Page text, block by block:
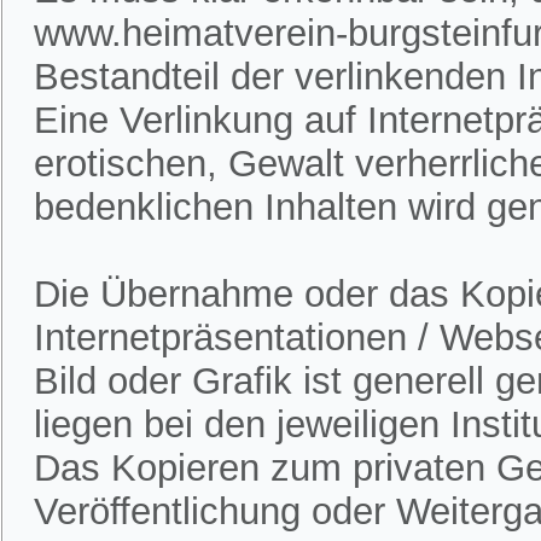
www.heimatverein-
Bestandteil der verlinkenden
Eine Verlinkung auf
erotischen, Gewalt
bedenklichen Inhalten wird
Die Übernahme oder das
Internetpräsentationen /
Bild oder Grafik ist generell
liegen bei den jeweiligen
Das Kopieren zum privaten
Veröffentlichung oder